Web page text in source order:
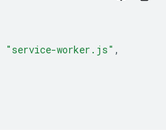
"service-worker.js" ,